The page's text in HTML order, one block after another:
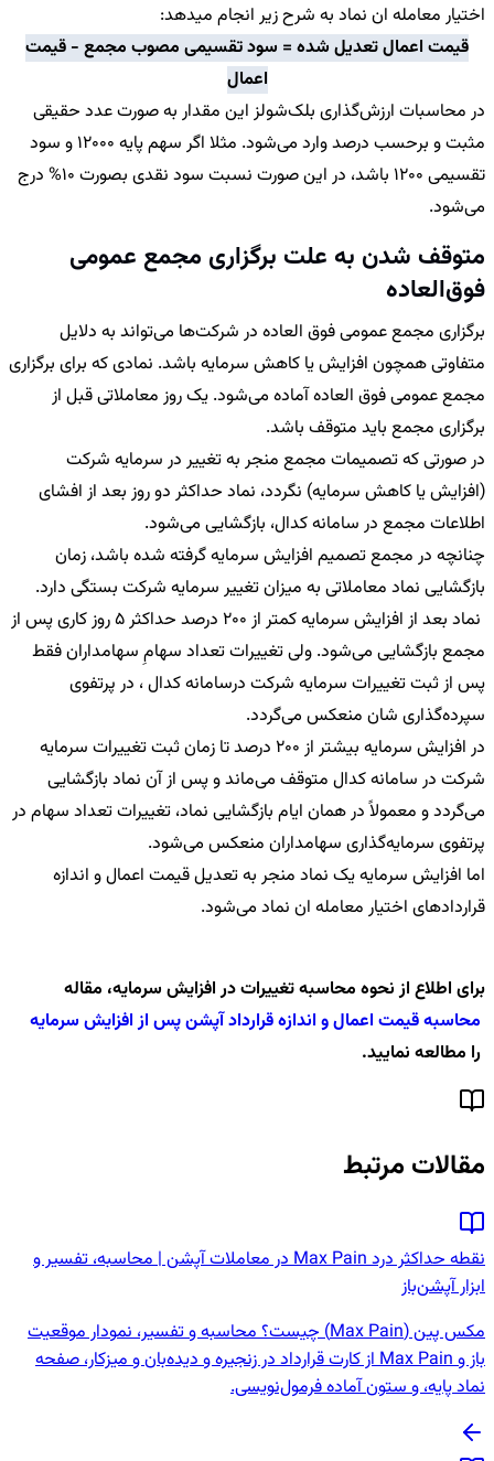
اختیار معامله ان نماد به شرح زیر انجام میدهد:
قیمت اعمال تعدیل شده = سود تقسیمی مصوب مجمع - قیمت
اعمال
در محاسبات ارزش‌گذاری بلک‌شولز این مقدار به صورت عدد حقیقی
مثبت و برحسب درصد وارد می‌شود. مثلا اگر سهم پایه 12000 و سود
تقسیمی 1200 باشد، در این صورت نسبت سود نقدی بصورت 10% درج
می‌شود.
متوقف شدن به علت برگزاری مجمع عمومی
فوق‌العاده
برگزاری مجمع عمومی فوق العاده در شرکت‌ها می‌تواند به دلایل
متفاوتی همچون افزایش یا کاهش سرمایه باشد. نمادی که برای برگزاری
مجمع عمومی فوق العاده آماده می‌شود. یک روز معاملاتی قبل از
برگزاری مجمع باید متوقف باشد.
در صورتی که تصمیمات مجمع منجر به تغییر در سرمایه شرکت
(افزایش یا کاهش سرمایه) نگردد، نماد حداکثر دو روز بعد از افشای
اطلاعات مجمع در سامانه کدال، بازگشایی می‌شود.
چنانچه در مجمع تصمیم افزایش سرمایه گرفته شده باشد، زمان
بازگشایی نماد معاملاتی به میزان تغییر سرمایه شرکت بستگی دارد.
نماد بعد از افزایش سرمایه کمتر از 200 درصد حداکثر 5 روز کاری پس از
مجمع بازگشایی می‌شود. ولی تغییرات تعداد سهامِ سهامداران فقط
پس از ثبت تغییرات سرمایه شرکت درسامانه کدال ، در پرتفوی
سپرده‌گذاری شان منعکس می‌گردد.
در افزایش سرمایه بیشتر از 200 درصد تا زمان ثبت تغییرات سرمایه
شرکت در سامانه کدال متوقف می‌ماند و پس از آن نماد بازگشایی
می‌گردد و معمولاً در همان ایام بازگشایی نماد، تغییرات تعداد سهام در
پرتفوی سرمایه‌گذاری سهامداران منعکس می‌شود.
اما افزایش سرمایه یک نماد منجر به تعدیل قیمت اعمال و اندازه
قراردادهای اختیار معامله ان نماد می‌شود.
برای اطلاع از نحوه محاسبه تغییرات در افزایش سرمایه، مقاله
محاسبه قیمت اعمال و اندازه قرارداد آپشن پس از افزایش سرمایه
را مطالعه نمایید.
مقالات مرتبط
نقطه حداکثر درد Max Pain در معاملات آپشن | محاسبه، تفسیر و
ابزار آپشن‌باز
مکس پین (Max Pain) چیست؟ محاسبه و تفسیر، نمودار موقعیت
باز و Max Pain از کارت قرارداد در زنجیره و دیده‌بان و میزکار، صفحه
نماد پایه، و ستون آماده فرمول‌نویسی.